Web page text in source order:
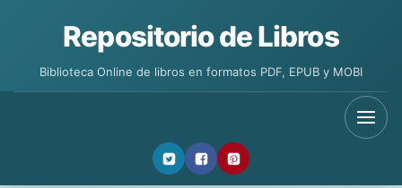
Repositorio de Libros
Biblioteca Online de libros en formatos PDF, EPUB y MOBI